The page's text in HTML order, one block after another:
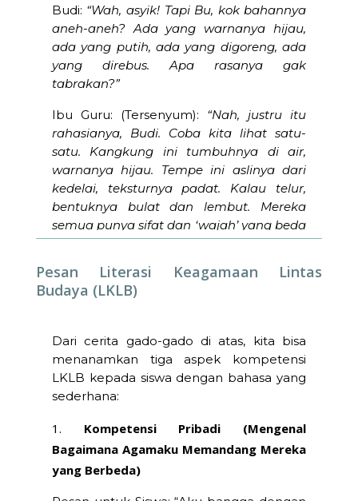
Budi: “Wah, asyik! Tapi Bu, kok bahannya
aneh-aneh? Ada yang warnanya hijau,
ada yang putih, ada yang digoreng, ada
yang direbus. Apa rasanya gak
tabrakan?”
Ibu Guru: (Tersenyum): “Nah, justru itu
rahasianya, Budi. Coba kita lihat satu-
satu. Kangkung ini tumbuhnya di air,
warnanya hijau. Tempe ini aslinya dari
kedelai, teksturnya padat. Kalau telur,
bentuknya bulat dan lembut. Mereka
semua punya sifat dan ‘wajah’ yang beda
banget, kan? Sama seperti kita di kelas
ke Gereja setiap Minggu, ada yang Shalat
di Masjid, dan ada yang ke Vihara.”
beda jalan ibadahnya.”
Ibu Guru:“Betul, Komang. Sekarang
bayangkan kalau Ibu cuma kasih kalian
apa. Enak gak?”
Anak-anak: “Hambar, Buuu!”
Ibu Guru:“Nah, makanya kita butuh
Pesan Literasi Keagamaan Lintas
Budaya (LKLB)
Dari cerita gado-gado di atas, kita bisa
menanamkan tiga aspek kompetensi
LKLB kepada siswa dengan bahasa yang
sederhana:
Kompetensi Pribadi (Mengenal
Bagaimana Agamaku Memandang Mereka
yang Berbeda)